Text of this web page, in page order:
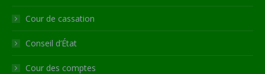
Cour de cassation
Conseil d’État
Cour des comptes